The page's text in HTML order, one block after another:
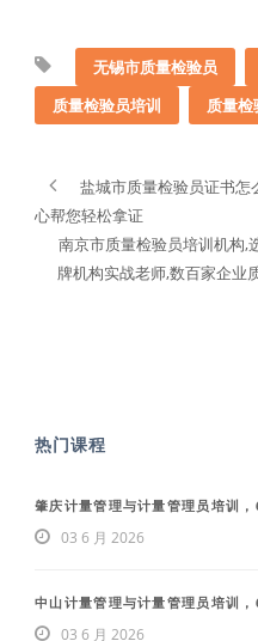
无锡市质量检验员
质量检验员培训
质量
盐城市质量检验员证书怎
心帮您轻松拿证
南京市质量检验员培训机构,
牌机构实战老师,数百家企业
热门课程
肇庆计量管理与计量管理员培训
03 6 月 2026
中山计量管理与计量管理员培训
03 6 月 2026